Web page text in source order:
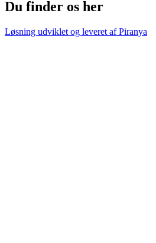
Du finder os her
Løsning udviklet og leveret afPiranya